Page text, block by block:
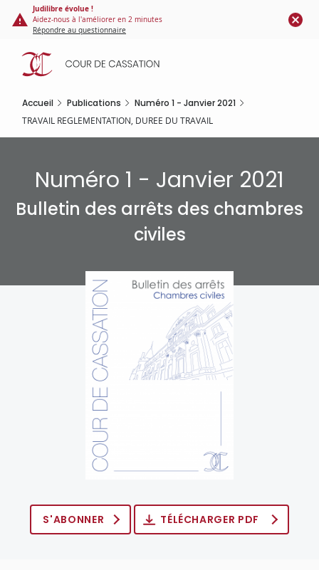
Panneau de gestion des cookies
contenu
principal
Judilibre évolue !
Aidez-nous à l'améliorer en 2 minutes
Répondre au questionnaire
Accueil Publications Numéro 1 - Janvier 2021
TRAVAIL REGLEMENTATION, DUREE DU TRAVAIL
Numéro 1 - Janvier 2021
Bulletin des arrêts des chambres
civiles
S'ABONNER TÉLÉCHARGER PDF